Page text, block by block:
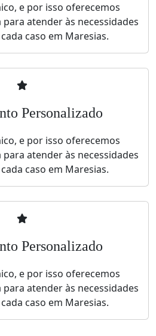
e por isso oferecemos
atender às necessidades
caso em Maresias.
Personalizado
e por isso oferecemos
atender às necessidades
caso em Maresias.
Personalizado
e por isso oferecemos
atender às necessidades
caso em Maresias.